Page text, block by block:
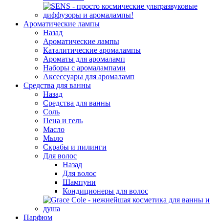
Ароматические лампы
Назад
Ароматические лампы
Каталитические аромалампы
Ароматы для аромаламп
Наборы с аромалампами
Аксессуары для аромаламп
Средства для ванны
Назад
Средства для ванны
Соль
Пена и гель
Масло
Мыло
Скрабы и пилинги
Для волос
Назад
Для волос
Шампуни
Кондиционеры для волос
Парфюм